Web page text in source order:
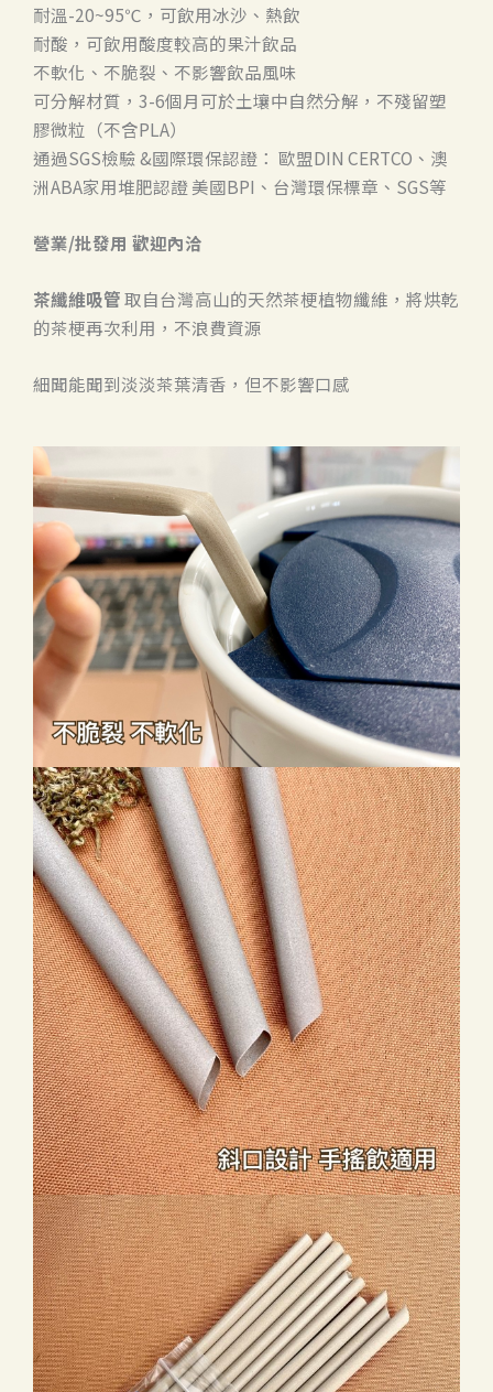
耐溫-20~95℃，可飲用冰沙、熱飲
耐酸，可飲用酸度較高的果汁飲品
不軟化、不脆裂、不影響飲品風味
可分解材質，3-6個月可於土壤中自然分解，不殘留塑
膠微粒（不含PLA）
通過SGS檢驗 &國際環保認證： 歐盟DIN CERTCO、澳
洲ABA家用堆肥認證 美國BPI、台灣環保標章、SGS等
營業/批發用 歡迎內洽
茶纖維吸管取自台灣高山的天然茶梗植物纖維，將烘乾
的茶梗再次利用，不浪費資源
細聞能聞到淡淡茶葉清香，但不影響口感